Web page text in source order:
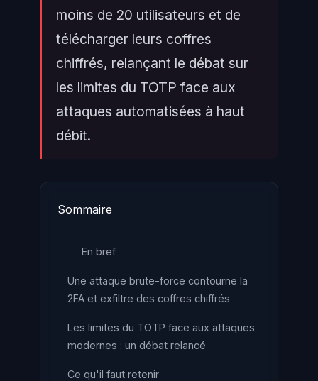
moins de 20 utilisateurs et de
télécharger leurs coffres
chiffrés, relançant le débat sur
les limites du TOTP face aux
attaques automatisées à haut
débit.
Sommaire
En bref
Une attaque brute-force contourne la
2FA et exfiltre des coffres chiffrés
Les limites du TOTP face aux attaques
modernes : un débat relancé
Ce qu'il faut retenir